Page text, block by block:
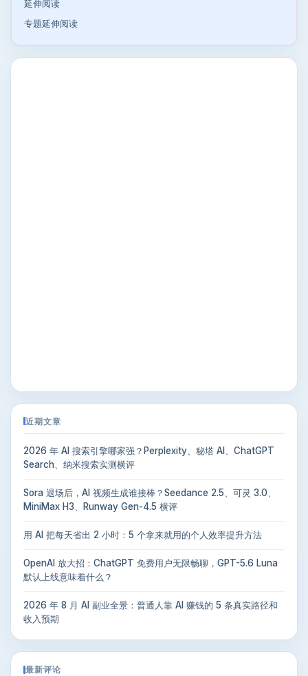
延伸阅读
专题延伸阅读
近期文章
2026 年 AI 搜索引擎哪家强？Perplexity、秘塔 AI、ChatGPT
Search、纳米搜索实测横评
Sora 退场后，AI 视频生成谁接棒？Seedance 2.5、可灵 3.0、
MiniMax H3、Runway Gen-4.5 横评
用 AI 把每天省出 2 小时：5 个拿来就用的个人效率提升方法
OpenAI 放大招：ChatGPT 免费用户无限畅聊，GPT-5.6 Luna
默认上线意味着什么？
2026 年 8 月 AI 副业全景：普通人靠 AI 赚钱的 5 条真实路径和
收入预期
最新评论